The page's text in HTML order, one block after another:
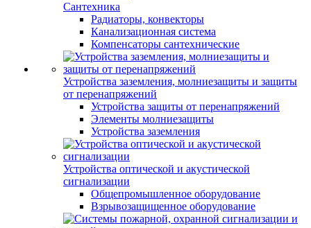
Сантехника
Радиаторы, конвекторы
Канализационная система
Компенсаторы сантехнические
Устройства заземления, молниезащиты и защиты
от перенапряжений
Устройства защиты от перенапряжений
Элементы молниезащиты
Устройства заземления
Устройства оптической и акустической
сигнализации
Общепромышленное оборудование
Взрывозащищенное оборудование